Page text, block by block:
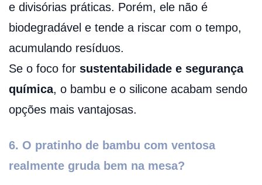
e divisórias práticas. Porém, ele não é
biodegradável e tende a riscar com o tempo,
acumulando resíduos.
Se o foco for sustentabilidade e segurança
química, o bambu e o silicone acabam sendo
opções mais vantajosas.
6. O pratinho de bambu com ventosa
realmente gruda bem na mesa?